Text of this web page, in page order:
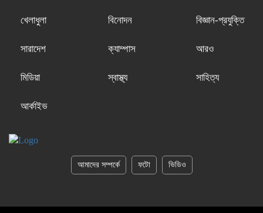
খেলাধুলা বিনোদন বিজ্ঞান-প্রযুক্তি
সারাদেশ ক্যাম্পাস আরও
মিডিয়া স্বাস্থ্য সাহিত্য
আর্কাইভ
আমাদের সম্পর্কে ফটো ভিডিও